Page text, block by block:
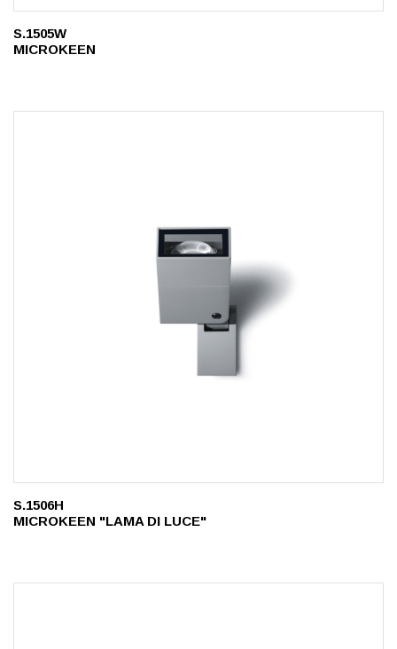
S.1505W
MICROKEEN
S.1506H
MICROKEEN "LAMA DI LUCE"